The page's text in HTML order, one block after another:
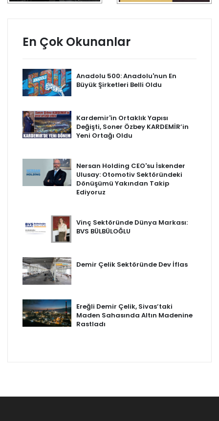
En Çok Okunanlar
Anadolu 500: Anadolu'nun En
Büyük Şirketleri Belli Oldu
Kardemir'in Ortaklık Yapısı
Değişti, Soner Özbey KARDEMİR’in
Yeni Ortağı Oldu
Nersan Holding CEO'su İskender
Ulusay: Otomotiv Sektöründeki
Dönüşümü Yakından Takip
Ediyoruz
Vinç Sektöründe Dünya Markası:
BVS BÜLBÜLOĞLU
Demir Çelik Sektöründe Dev İflas
Ereğli Demir Çelik, Sivas’taki
Maden Sahasında Altın Madenine
Rastladı